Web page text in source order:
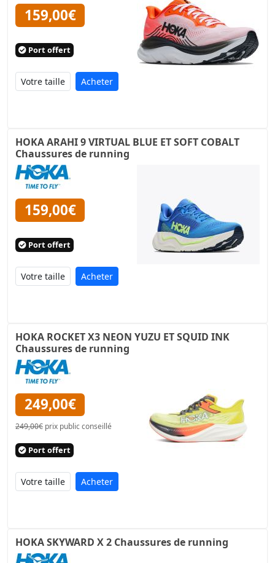
159,00€
Port offert
Acheter
HOKA ARAHI 9 VIRTUAL BLUE ET SOFT COBALT
Chaussures de running
159,00€
Port offert
Acheter
HOKA ROCKET X3 NEON YUZU ET SQUID INK
Chaussures de running
249,00€
249,00€ prix public conseillé
Port offert
Acheter
HOKA SKYWARD X 2 Chaussures de running